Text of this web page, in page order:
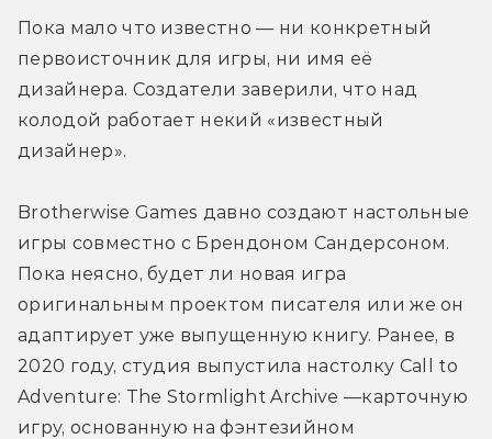
Пока мало что известно — ни конкретный
первоисточник для игры, ни имя её
дизайнера. Создатели заверили, что над
колодой работает некий «известный
дизайнер».
Brotherwise Games давно создают настольные
игры совместно с Брендоном Сандерсоном.
Пока неясно, будет ли новая игра
оригинальным проектом писателя или же он
адаптирует уже выпущенную книгу. Ранее, в
2020 году, студия выпустила настолку Call to
Adventure: The Stormlight Archive —карточную
игру, основанную на фэнтезийном